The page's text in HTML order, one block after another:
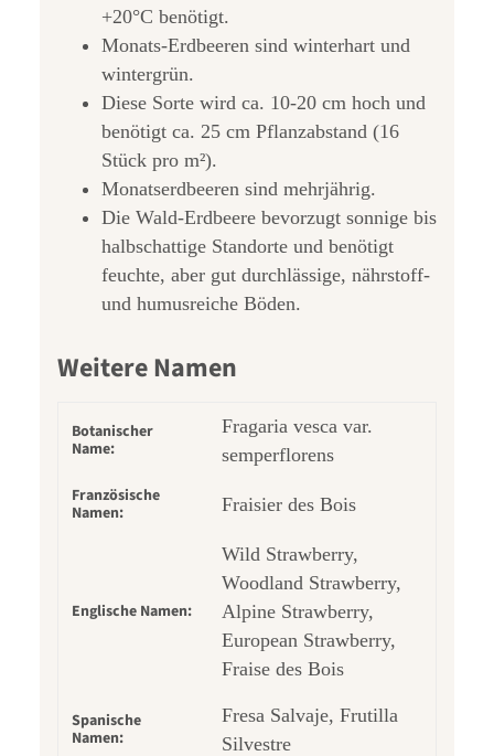
+20°C benötigt.
Monats-Erdbeeren sind winterhart und
wintergrün.
Diese Sorte wird ca. 10-20 cm hoch und
benötigt ca. 25 cm Pflanzabstand (16
Stück pro m²).
Monatserdbeeren sind mehrjährig.
Die Wald-Erdbeere bevorzugt sonnige bis
halbschattige Standorte und benötigt
feuchte, aber gut durchlässige, nährstoff-
und humusreiche Böden.
Weitere Namen
Botanischer
Name:
Fragaria vesca var.
semperflorens
Französische
Namen:
Fraisier des Bois
Englische Namen:
Wild Strawberry,
Woodland Strawberry,
Alpine Strawberry,
European Strawberry,
Fraise des Bois
Spanische
Namen:
Fresa Salvaje, Frutilla
Silvestre